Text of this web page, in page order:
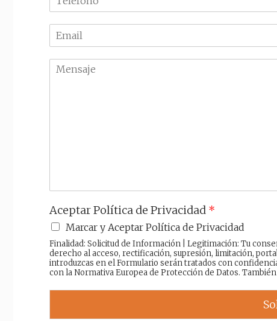
r
e
l
f
m
a
M
Aceptar Política de Privacidad *
Marcar y Aceptar Política de Privacidad
Finalidad: Solicitud de Información | Legitimación: Tu
derecho al acceso, rectificación, supresión, limitación,
introduzcas en el Formulario serán tratados con
con la Normativa Europea de Protección de Datos.